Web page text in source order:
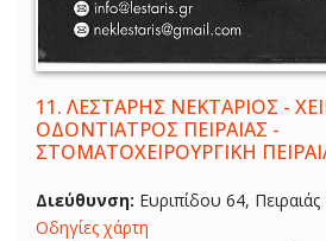
11. ΛΕΣΤΑΡΗΣ ΝΕΚΤΑΡΙΟΣ -
ΟΔΟΝΤΙΑΤΡΟΣ ΠΕΙΡΑΙΑΣ -
ΣΤΟΜΑΤΟΧΕΙΡΟΥΡΓΙΚΗ
Διεύθυνση: Ευριπίδου 64, Πειραιάς
Οδηγίες χάρτη